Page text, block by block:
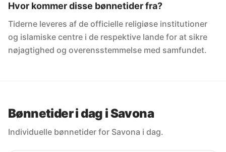
Hvor kommer disse bønnetider fra?
Tiderne leveres af de officielle religiøse institutioner
og islamiske centre i de respektive lande for at sikre
nøjagtighed og overensstemmelse med samfundet.
Bønnetider i dag i Savona
Individuelle bønnetider for Savona i dag.